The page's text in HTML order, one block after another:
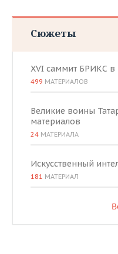
Сюжеты
XVI саммит БРИКС в
499 МАТЕРИАЛОВ
Великие воины
материалов
24 МАТЕРИАЛА
Искусственный
181 МАТЕРИАЛ